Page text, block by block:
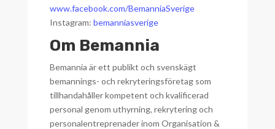
www.facebook.com/BemanniaSverige
Instagram: bemanniasverige
Om Bemannia
Bemannia är ett publikt och svenskägt
bemannings- och rekryteringsföretag som
tillhandahåller kompetent och kvalificerad
personal genom uthyrning, rekrytering och
personalentreprenader inom Organisation &